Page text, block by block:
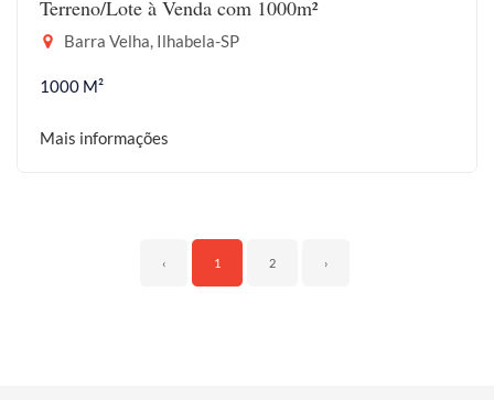
Terreno/Lote à Venda com 1000m²
Barra Velha, Ilhabela-SP
1000 M²
Mais informações
‹ 1 2 ›